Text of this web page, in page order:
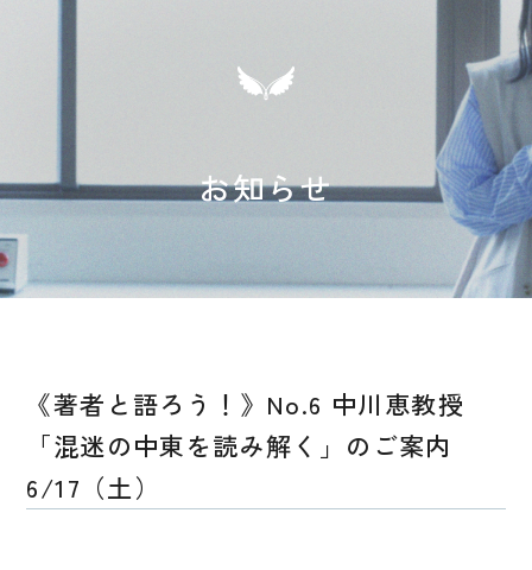
お知らせ
《著者と語ろう！》No.6 中川恵教授
「混迷の中東を読み解く」のご案内
6/17（土）